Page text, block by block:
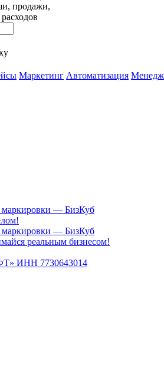
продажи,
Маркетинг Автоматизация
— БизКуб
— БизКуб
реальным бизнесом!
ИНН 7730643014